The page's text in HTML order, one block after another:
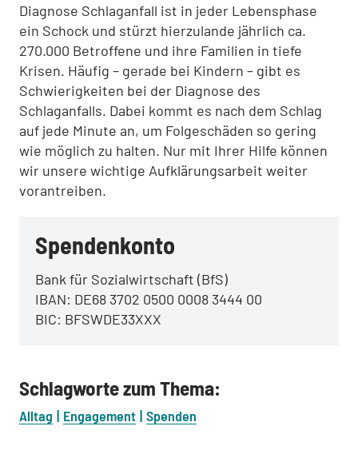
Diagnose Schlaganfall ist in jeder Lebensphase
ein Schock und stürzt hierzulande jährlich ca.
270.000 Betroffene und ihre Familien in tiefe
Krisen. Häufig – gerade bei Kindern – gibt es
Schwierigkeiten bei der Diagnose des
Schlaganfalls. Dabei kommt es nach dem Schlag
auf jede Minute an, um Folgeschäden so gering
wie möglich zu halten. Nur mit Ihrer Hilfe können
wir unsere wichtige Aufklärungsarbeit weiter
vorantreiben.
Spendenkonto
Bank für Sozialwirtschaft (BfS)
IBAN: DE68 3702 0500 0008 3444 00
BIC: BFSWDE33XXX
Schlagworte zum Thema:
Alltag Engagement Spenden